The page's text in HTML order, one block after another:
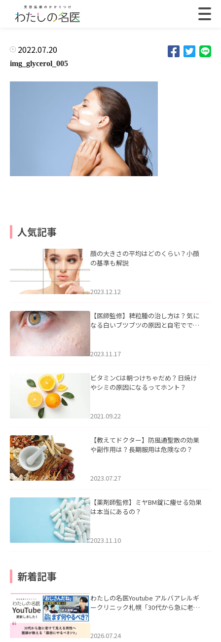
2022.07.20
img_glycerol_005
人気記事
顔の大きさの平均はどのくらい？小顔
の基準も解説
2023.12.12
【医師監修】稗粒腫の治し方は？気に
なる白いブツブツの原因と自宅ででき
2023.11.17
ビタミンCは朝つけちゃだめ？日焼け
やシミの原因になるってホント？
2021.09.22
【教えてドクター】防風通聖散の効果
や副作用は？長期服用は危険なの？
2023.07.27
【薬剤師監修】ミヤBM錠に痩せる効果
は本当にあるの？
2023.11.10
新着記事
わたしの名医Youtube アルバアレルギ
ークリニック札幌「30代から急に老け
た。
2026.07.24